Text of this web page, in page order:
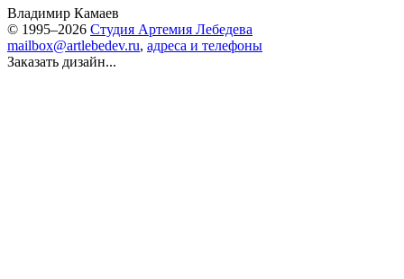
Владимир Камаев
© 1995–2026 Студия Артемия Лебедева
mailbox@artlebedev.ru, адреса и телефоны
Заказать дизайн...